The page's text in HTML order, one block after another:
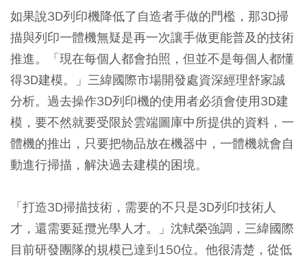
如果說3D列印機降低了自造者手做的門檻，那3D掃
描與列印一體機無疑是再一次讓手做更能普及的技術
推進。「現在每個人都會拍照，但並不是每個人都懂
得3D建模。」三緯國際市場開發處資深經理舒家誠
分析。過去操作3D列印機的使用者必須會使用3D建
模，要不然就要受限於雲端圖庫中所提供的資料，一
體機的推出，只要把物品放在機器中，一體機就會自
動進行掃描，解決過去建模的困境。
「打造3D掃描技術，需要的不只是3D列印技術人
才，還需要延攬光學人才。」沈軾榮強調，三緯國際
目前研發團隊的規模已達到150位。他很清楚，從低